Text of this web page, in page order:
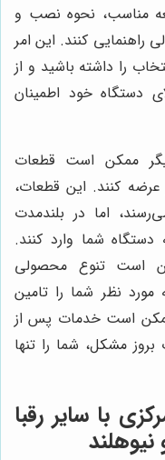
مناسب، نحوه نصب و
راهنمایی کنند. این امر
را داشته باشید و از
دستگاه خود اطمینان
ممکن است قطعات
عرضه کنند. این قطعات،
اما در بلندمدت
دستگاه شما وارد کنند.
است تنوع محصولی
نظر شما را تامین
ممکن است خدمات پس از
مشکل، شما را تنها
با سایر رقبا
نیوهلند